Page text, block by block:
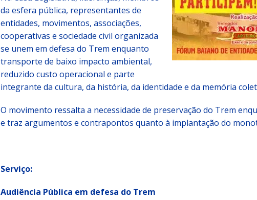
da esfera pública, representantes de
entidades, movimentos, associações,
cooperativas e sociedade civil organizada
se unem em defesa do Trem enquanto
transporte de baixo impacto ambiental,
reduzido custo operacional e parte
integrante da cultura, da história, da identidade e da memória
O movimento ressalta a necessidade de preservação do Trem
e traz argumentos e contrapontos quanto à implantação do
Serviço:
Audiência Pública em defesa do Trem